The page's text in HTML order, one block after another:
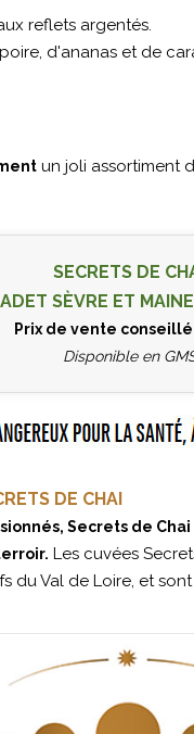
reflets argentés.
d'ananas et de
un joli assortiment
SECRETS DE
SÈVRE ET
Prix de vente conseillé
Disponible en
DE CHAI
Secrets de
Les cuvées
du Val de Loire, et